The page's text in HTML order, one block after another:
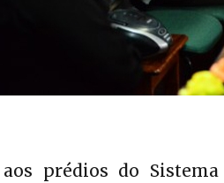
prédios do